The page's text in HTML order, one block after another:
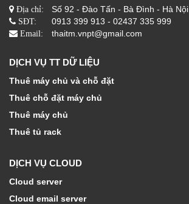
Địa chỉ: Số 92 - Đào Tấn - Bà Đình - Hà Nội
SĐT: 0913 399 913 - 02437 335 999
Email: thaitm.vnpt@gmail.com
DỊCH VỤ TT DỮ LIỆU
Thuê máy chủ và chỗ đặt
Thuê chỗ đặt máy chủ
Thuê máy chủ
Thuê tủ rack
DỊCH VỤ CLOUD
Cloud server
Cloud email server